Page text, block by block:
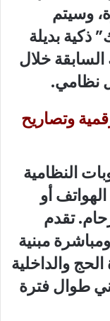
وسيتم
ذكية بديلة
خلال
نظامي.
وتصاريح
النظامية
أو
تقدم
مبنية
والداخلية
طوال فترة